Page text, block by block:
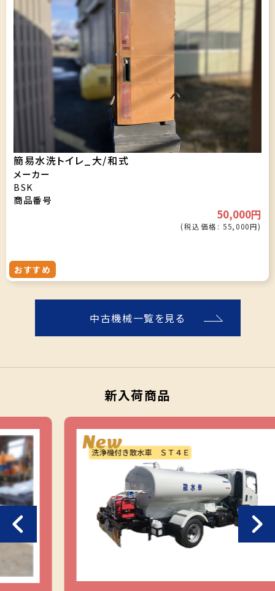
簡易水洗トイレ_大/和式
メーカー
BSK
商品番号
50,000円
(税込価格: 55,000円)
おすすめ
中古機械一覧を見る
新入荷商品